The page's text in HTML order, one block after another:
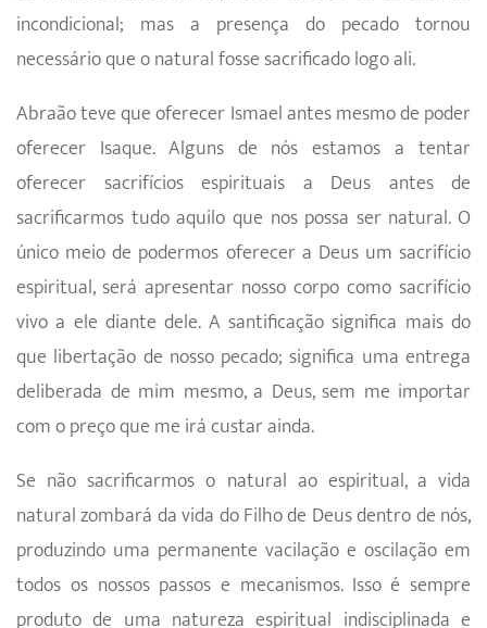
incondicional; mas a presença do pecado tornou
necessário que o natural fosse sacrifica­do logo ali.
Abraão teve que oferecer Ismael antes mesmo de poder
oferecer Isaque. Alguns de nós estamos a tentar
oferecer sacrifícios espirituais a Deus antes de
sacrificarmos tudo aquilo que nos possa ser natural. O
único meio de podermos oferecer a Deus um sacrifício
espiritual, será apresentar nosso corpo como sacrifício
vivo a ele diante dele. A santificação significa mais do
que libertação de nosso pecado; significa uma entrega
deliberada de mim mesmo, a Deus, sem me importar
com o preço que me irá custar ainda.
Se não sacrificarmos o natural ao espiritual, a vida
natural zombará da vida do Filho de Deus dentro de nós,
produzindo uma permanente vacilação e oscilação em
todos os nossos passos e mecanismos. Isso é sempre
produto de uma natureza espiri­tual indisciplinada e